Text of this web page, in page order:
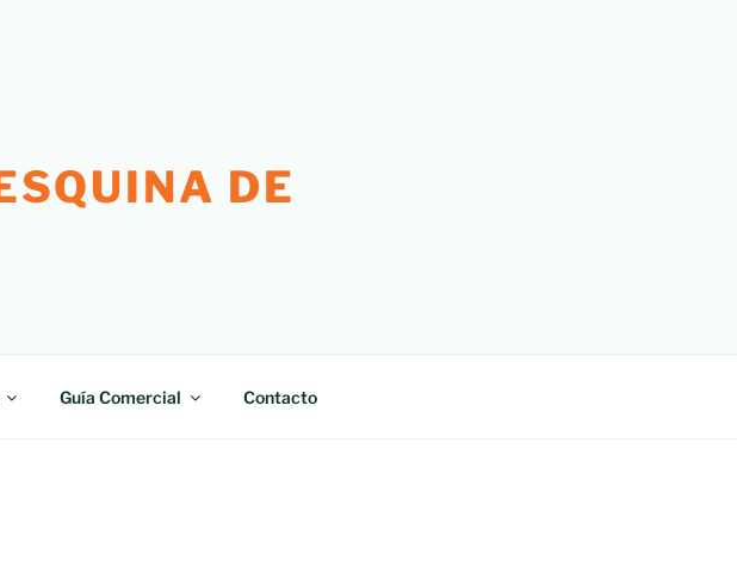
DE
Guía Comercial Contacto